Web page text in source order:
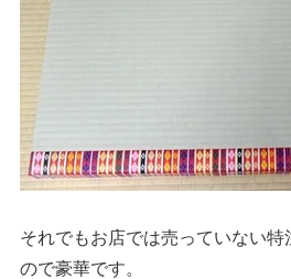
それでもお店では売っていない
ので豪華です。